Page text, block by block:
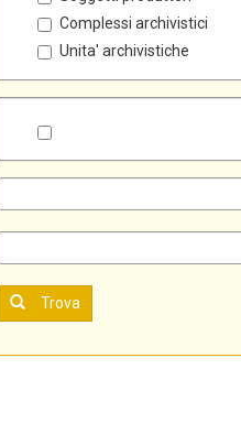
Complessi archivistici
Unita' archivistiche
Trova